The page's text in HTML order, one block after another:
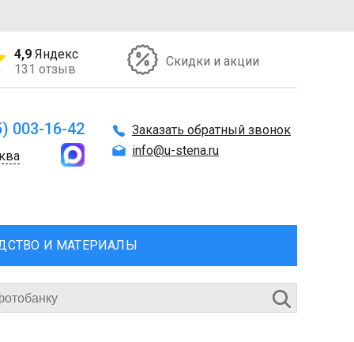
4,9 Яндекс
131 отзыв
Скидки и акции
003-16-42
Заказать обратный звонок
info@u-stena.ru
И МАТЕРИАЛЫ